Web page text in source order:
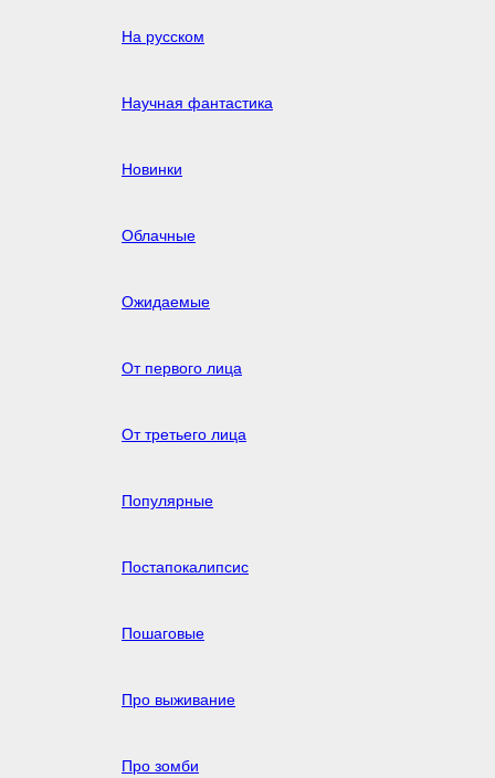
На русском
Научная фантастика
Новинки
Облачные
Ожидаемые
От первого лица
От третьего лица
Популярные
Постапокалипсис
Пошаговые
Про выживание
Про зомби